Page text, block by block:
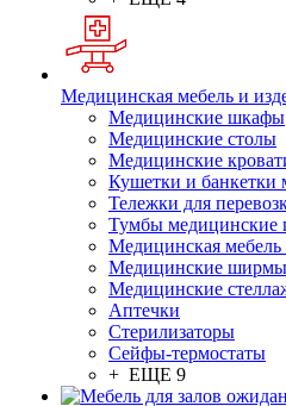
Медицинская мебель и
Медицинские шкафы
Медицинские столы
Медицинские
Кушетки и банкетки
Тележки для
Тумбы медицинские
Медицинская
Медицинские ширмы
Медицинские
Аптечки
Стерилизаторы
Сейфы-термостаты
+ ЕЩЕ 9